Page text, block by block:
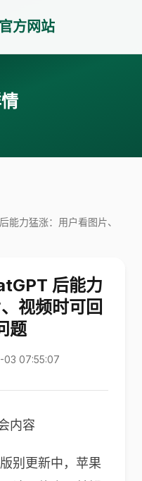
方网站
能力猛涨：用户看图片、
后能力
视频时可回
题
03 07:55:07
内容
别更新中，苹果